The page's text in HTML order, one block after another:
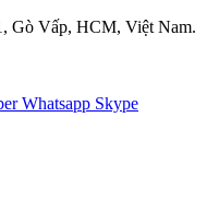
Gò Vấp, HCM, Việt Nam.
Whatsapp Skype